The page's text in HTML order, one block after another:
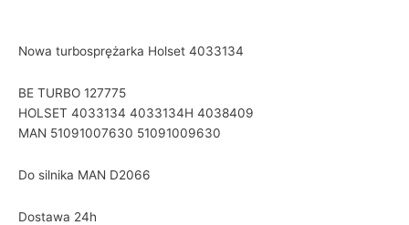
Nowa turbosprężarka Holset 4033134
BE TURBO 127775
HOLSET 4033134 4033134H 4038409
MAN 51091007630 51091009630
Do silnika MAN D2066
Dostawa 24h